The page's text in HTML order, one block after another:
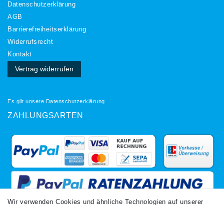
Daten­schutz­erklärung
AGB
Barrierefreiheitserklärung
Widerrufs­recht
Kontakt
Vertrag widerrufen
Es gilt unsere Datenschutzerklärung
ZAHLUNGSARTEN
Wir verwenden Cookies und ähnliche Technologien auf unserer